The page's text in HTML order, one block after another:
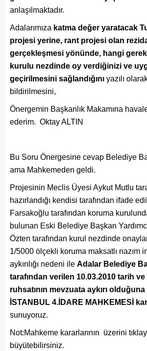
anlaşılmaktadır.
Adalarımıza katma değer yaratacak
projesi yerine, rant projesi olan
gerçekleşmesi yönünde, hangi
kurulu nezdinde oy verdiğinizi ve
geçirilmesini sağlandığını yazılı
bildirilmesini,
Önergemin Başkanlık Makamına
ederim. Oktay ALTIN
Bu Soru Önergesine cevap Belediye
ama Mahkemeden geldi.
Projesinin Meclis Üyesi Aykut Mutlu
hazırlandığı kendisi tarafından ifade
Farsakoğlu tarafından koruma
bulunan Eski Belediye Başkan
Özten tarafından kurul nezdinde
1/5000 ölçekli koruma maksatlı nazım
aykırılığı nedeni ile Adalar Belediye
tarafından verilen 10.03.2010 tarih ve
ruhsatının mevzuata aykırı
İSTANBUL 4.İDARE MAHKEMESİ
sunuyoruz.
Not:Mahkeme kararlarının üzerini
büyütebilirsiniz.